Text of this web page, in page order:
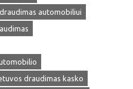
automobiliui
draudimas kasko